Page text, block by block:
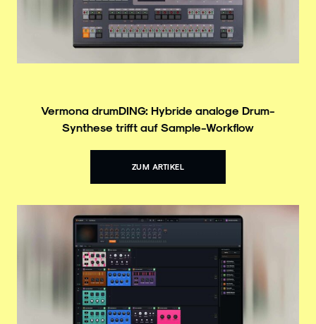
Vermona drumDING: Hybride analoge Drum-
Synthese trifft auf Sample-Workflow
ZUM ARTIKEL